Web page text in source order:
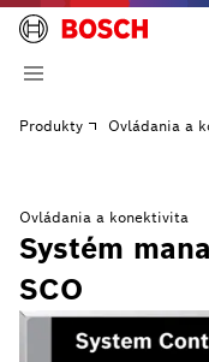
Produkty Ovládania a
Ovládania a konektivita
Systém
SCO